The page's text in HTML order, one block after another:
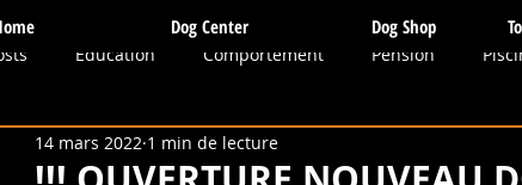
Dog Center Dog Shop
Education Comportement Pension
/ Hydro Presse et Médias
14 mars 2022 1 min de lecture